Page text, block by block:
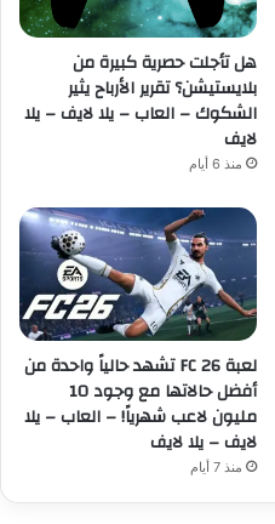
هل تأجلت حصرية كبيرة من
بلايستيشن؟ تقرير الأرباح يثير
الشكوك – العاب – يلا لايف – يلا
لايف
منذ 6 أيام
لعبة FC 26 تشهد حالياً واحدة من
أفضل حالاتها مع وجود 10
مليون لاعب شهرياً! – العاب – يلا
لايف – يلا لايف
منذ 7 أيام